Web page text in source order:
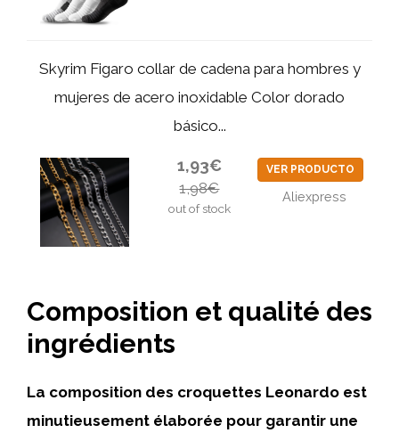
Skyrim Figaro collar de cadena para hombres y
mujeres de acero inoxidable Color dorado
básico...
1,93€
1,98€
out of stock
VER PRODUCTO
Aliexpress
Composition et qualité des
ingrédients
La composition des croquettes Leonardo est
minutieusement élaborée pour garantir une